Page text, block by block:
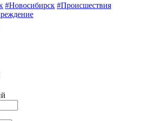
#Новосибирск #Происшествия